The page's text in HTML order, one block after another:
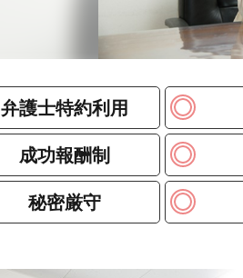
弁護士特約利用
成功報酬制
秘密厳守